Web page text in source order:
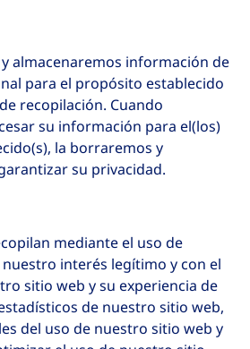
almacenaremos información de
para el propósito establecido
recopilación. Cuando
su información para el(los)
la borraremos y
su privacidad.
mediante el uso de
interés legítimo y con el
sitio web y su experiencia de
de nuestro sitio web,
del uso de nuestro sitio web y